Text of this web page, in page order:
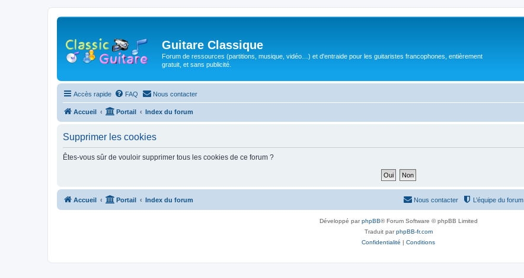
Guitare Classique
Forum de ressources (partitions, musique, vidéo…) et d'entraide pour les guitaristes francophones, entièrement
gratuit, et sans publicité.
Accès rapide FAQ Nous contacter
Accueil Portail Index du forum
Supprimer les cookies
Êtes-vous sûr de vouloir supprimer tous les cookies de ce forum ?
Accueil Portail Index du forum L’équipe du forum
Nous contacter
Développé parphpBB® Forum Software © phpBB Limited
Traduit parphpBB-fr.com
Confidentialité | Conditions